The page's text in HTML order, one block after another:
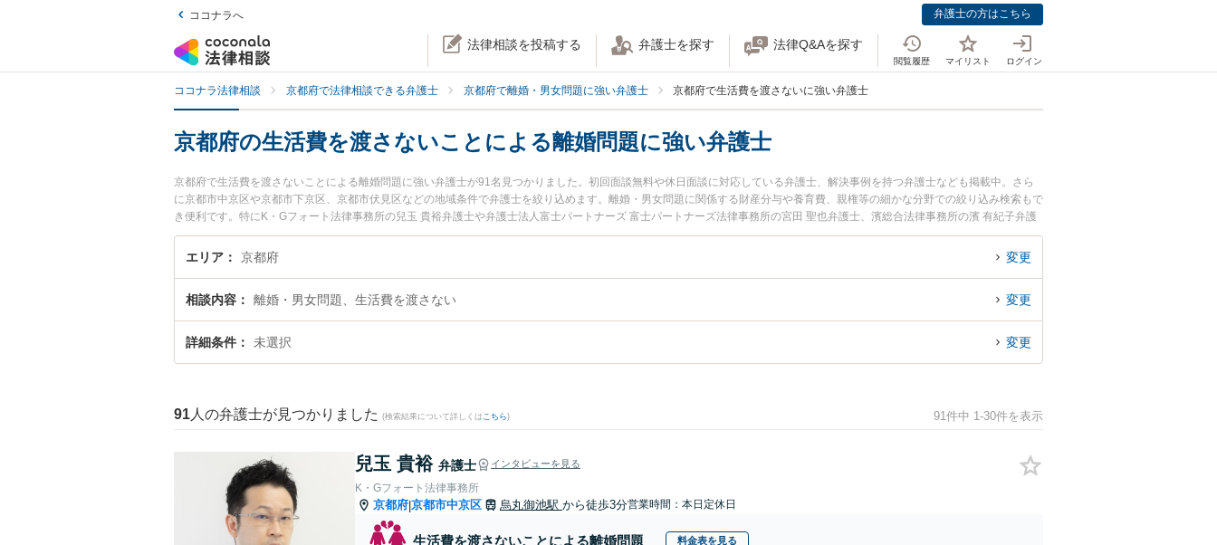
ココナラへ 弁護士の方はこちら
法律相談を投稿する 弁護士を探す 法律Q&Aを探す
閲覧履歴 マイリスト ログイン
ココナラ法律相談 京都府で法律相談できる弁護士 京都府で離婚・男女問題に強い弁護士 京都府で生活費を渡さないに強い弁護士
京都府の生活費を渡さないことによる離婚問題に強い弁護士
京都府で生活費を渡さないことによる離婚問題に強い弁護士が91名見つかりました。初回面談無料や休日面談に対応している弁護士、解決事例を持つ弁護士なども掲載中。さら
に京都市中京区や京都市下京区、京都市伏見区などの地域条件で弁護士を絞り込めます。離婚・男女問題に関係する財産分与や養育費、親権等の細かな分野での絞り込み検索もで
き便利です。特にK・Gフォート法律事務所の兒玉 貴裕弁護士や弁護士法人富士パートナーズ 富士パートナーズ法律事務所の宮田 聖也弁護士、濱総合法律事務所の濱 有紀子弁護
士のプロフィール情報や弁護士費用、強みなどが注目されています。『京都府で土日や夜間に発生した生活費を渡さないことによる離婚問題のトラブルを今すぐに弁護士に相談し
たい』『生活費を渡さないことによる離婚問題のトラブル解決の実績豊富な近くの弁護士を検索したい』『初回相談無料で生活費を渡さないことによる離婚問題を法律相談できる
エリア 京都府 変更
相談内容 離婚・男女問題、生活費を渡さない 変更
詳細条件 未選択 変更
91 人の弁護士が見つかりました (検索結果について詳しくは こちら) 91件中 1-30件を表示
兒玉 貴裕 弁護士 インタビューを見る
K・Gフォート法律事務所
京都府|京都市中京区 烏丸御池駅 から徒歩3分営業時間：本日定休日
生活費を渡さないことによる離婚問題 料金表を見る